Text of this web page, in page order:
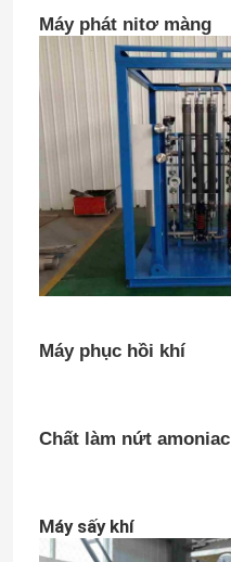
Máy phát nitơ màng
Máy phục hồi khí
Chất làm nứt amoniac
Máy sấy khí